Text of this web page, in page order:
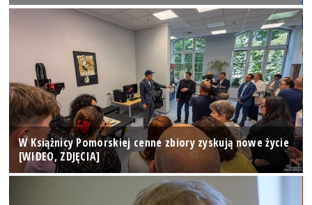
W Książnicy Pomorskiej cenne zbiory zyskują nowe życie
[WIDEO, ZDJĘCIA]